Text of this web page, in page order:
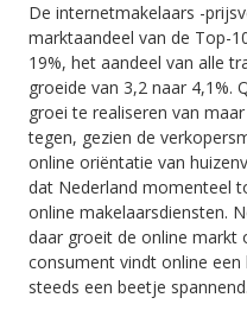
De internetmakelaars -
marktaandeel van de Top-
19%, het aandeel van alle
groeide van 3,2 naar 4,1%.
groei te realiseren van
tegen, gezien de
online oriëntatie van
dat Nederland momenteel
online makelaarsdiensten.
daar groeit de online markt
consument vindt online
steeds een beetje